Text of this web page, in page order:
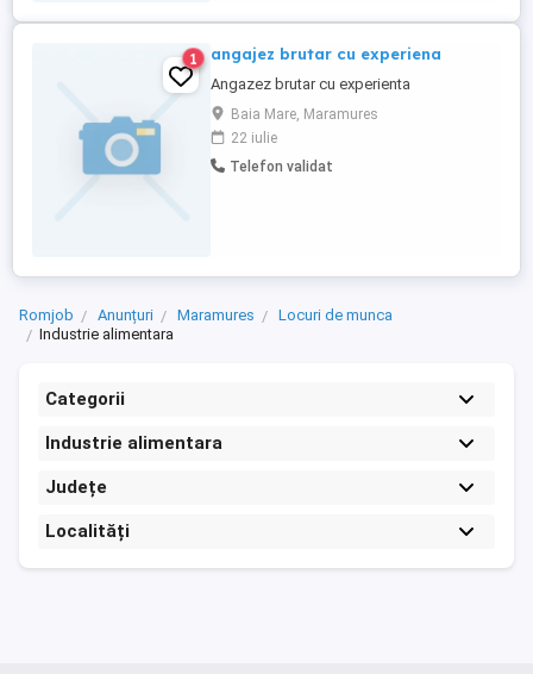
1 angajez brutar cu experiena
Angazez brutar cu experienta
Baia Mare, Maramures
22 iulie
Telefon validat
Romjob Anunțuri Maramures
Locuri de munca
Industrie alimentara
Categorii
Industrie alimentara
Județe
Localități